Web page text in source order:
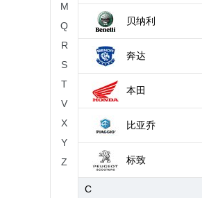
M
Q
R
S
T
V
X
Y
Z
贝纳利
奔达
本田
比亚乔
标致
C